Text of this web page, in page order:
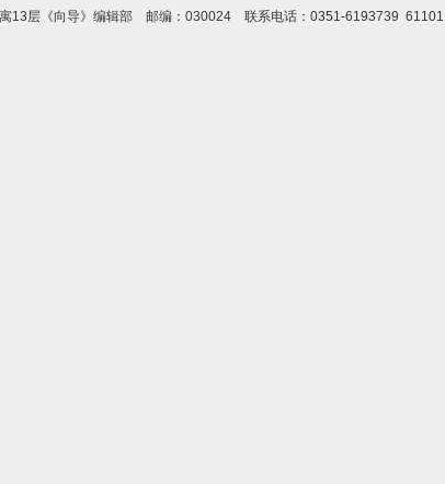
寓13层《向导》编辑部 邮编：030024 联系电话：0351-6193739